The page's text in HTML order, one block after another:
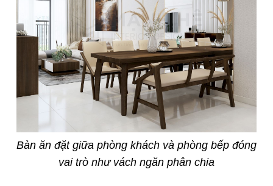
Bàn ăn đặt giữa phòng khách và phòng bếp đóng
vai trò như vách ngăn phân chia